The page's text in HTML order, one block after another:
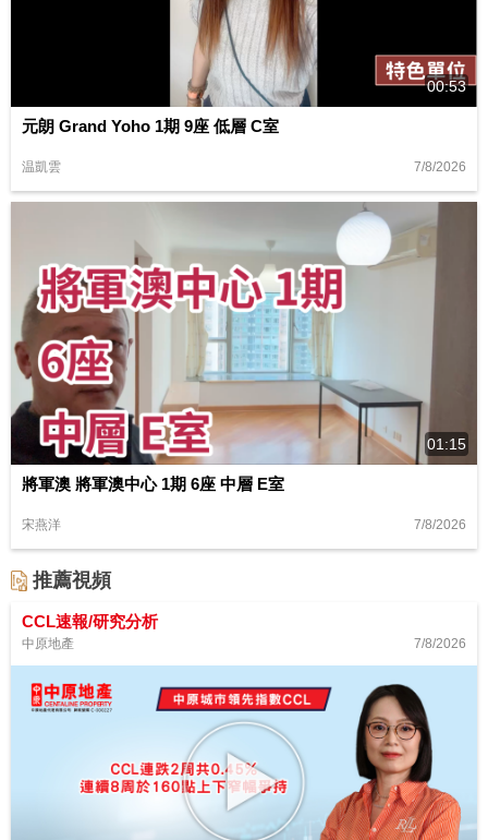
00:53
元朗 Grand Yoho 1期 9座 低層 C室
温凱雲 7/8/2026
01:15
將軍澳 將軍澳中心 1期 6座 中層 E室
宋燕洋 7/8/2026
推薦視頻
CCL速報/研究分析
中原地產 7/8/2026